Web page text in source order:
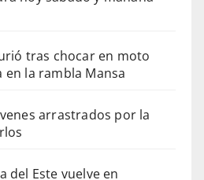
tras chocar en moto
la rambla Mansa
arrastrados por la
del Este vuelve en